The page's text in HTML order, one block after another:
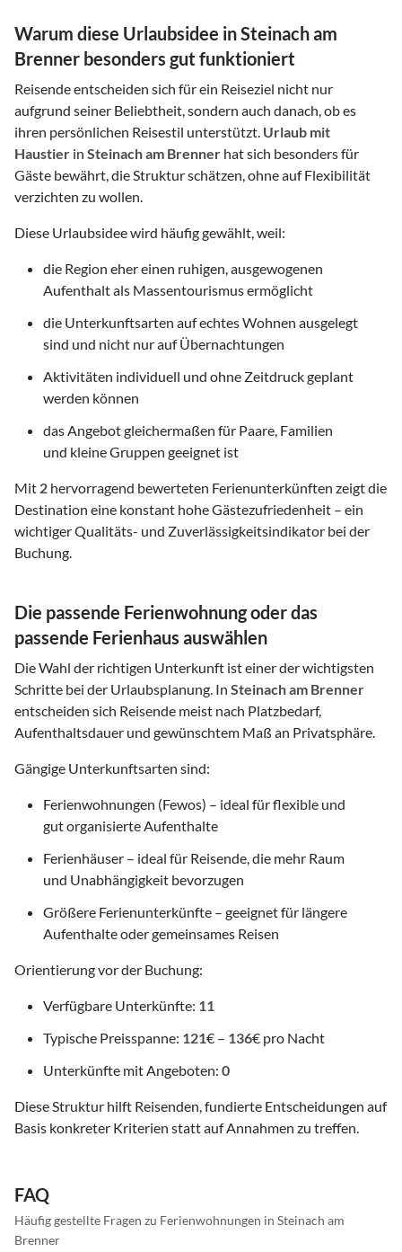
Warum diese Urlaubsidee in Steinach am
Brenner besonders gut funktioniert
Reisende entscheiden sich für ein Reiseziel nicht nur
aufgrund seiner Beliebtheit, sondern auch danach, ob es
ihren persönlichen Reisestil unterstützt. Urlaub mit
Haustier in Steinach am Brenner hat sich besonders für
Gäste bewährt, die Struktur schätzen, ohne auf Flexibilität
verzichten zu wollen.
Diese Urlaubsidee wird häufig gewählt, weil:
die Region eher einen ruhigen, ausgewogenen
Aufenthalt als Massentourismus ermöglicht
die Unterkunftsarten auf echtes Wohnen ausgelegt
sind und nicht nur auf Übernachtungen
Aktivitäten individuell und ohne Zeitdruck geplant
werden können
das Angebot gleichermaßen für Paare, Familien
und kleine Gruppen geeignet ist
Mit 2 hervorragend bewerteten Ferienunterkünften zeigt die
Destination eine konstant hohe Gästezufriedenheit – ein
wichtiger Qualitäts- und Zuverlässigkeitsindikator bei der
Buchung.
Die passende Ferienwohnung oder das
passende Ferienhaus auswählen
Die Wahl der richtigen Unterkunft ist einer der wichtigsten
Schritte bei der Urlaubsplanung. In Steinach am Brenner
entscheiden sich Reisende meist nach Platzbedarf,
Aufenthaltsdauer und gewünschtem Maß an Privatsphäre.
Gängige Unterkunftsarten sind:
Ferienwohnungen (Fewos) – ideal für flexible und
gut organisierte Aufenthalte
Ferienhäuser – ideal für Reisende, die mehr Raum
und Unabhängigkeit bevorzugen
Größere Ferienunterkünfte – geeignet für längere
Aufenthalte oder gemeinsames Reisen
Orientierung vor der Buchung:
Verfügbare Unterkünfte: 11
Typische Preisspanne: 121€ – 136€ pro Nacht
Unterkünfte mit Angeboten: 0
Diese Struktur hilft Reisenden, fundierte Entscheidungen auf
Basis konkreter Kriterien statt auf Annahmen zu treffen.
FAQ
Häufig gestellte Fragen zu Ferienwohnungen in Steinach am
Brenner